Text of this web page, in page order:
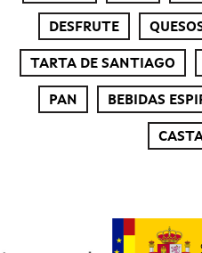
DESFRUTE
TARTA DE SANTIAGO
PAN BEBIDAS